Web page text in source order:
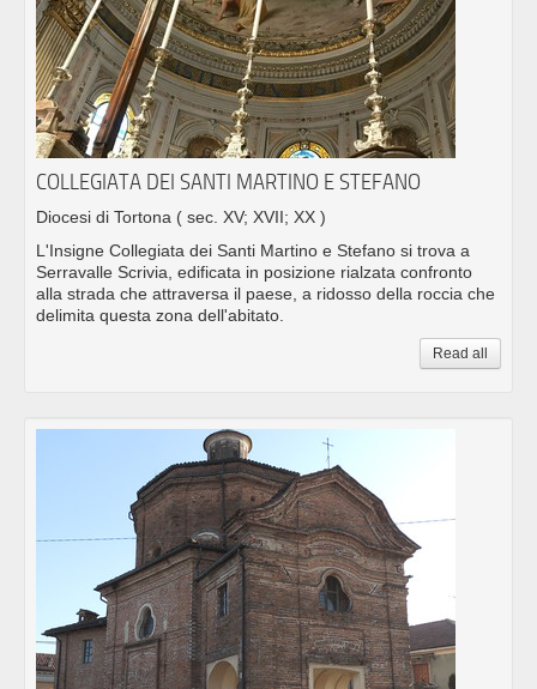
COLLEGIATA DEI SANTI MARTINO E STEFANO
Diocesi di Tortona ( sec. XV; XVII; XX )
L'Insigne Collegiata dei Santi Martino e Stefano si trova a
Serravalle Scrivia, edificata in posizione rialzata confronto
alla strada che attraversa il paese, a ridosso della roccia che
delimita questa zona dell'abitato.
Read all